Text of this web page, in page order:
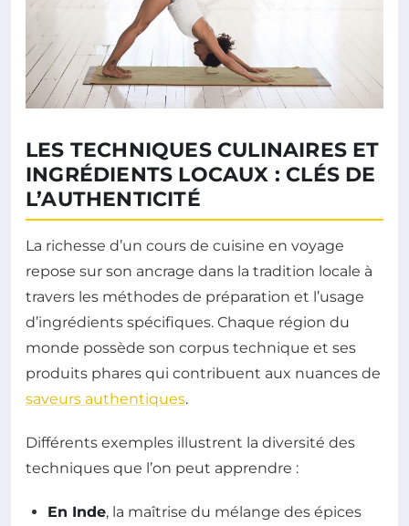
LES TECHNIQUES CULINAIRES ET
INGRÉDIENTS LOCAUX : CLÉS DE
L’AUTHENTICITÉ
La richesse d’un cours de cuisine en voyage
repose sur son ancrage dans la tradition locale à
travers les méthodes de préparation et l’usage
d’ingrédients spécifiques. Chaque région du
monde possède son corpus technique et ses
produits phares qui contribuent aux nuances de
saveurs authentiques.
Différents exemples illustrent la diversité des
techniques que l’on peut apprendre :
En Inde, la maîtrise du mélange des épices